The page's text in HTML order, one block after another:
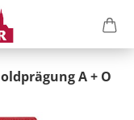
A + O